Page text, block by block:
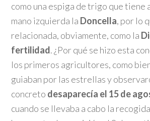
como una espiga de trigo que tiene
mano izquierda la Doncella, por lo
relacionada, obviamente, como la
fertilidad. ¿Por qué se hizo esta
los primeros agricultores, como
guiaban por las estrellas y
concreto desaparecía el 15 de
cuando se llevaba a cabo la